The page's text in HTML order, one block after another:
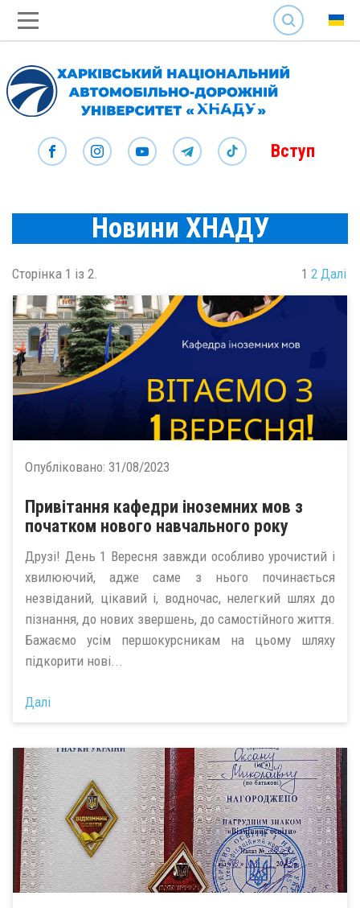
SEARCH
Вступ
Новини ХНАДУ
Сторінка 1 із 2. 1 2 Далі
Опубліковано: 31/08/2023
Привітання кафедри іноземних мов з
початком нового навчального року
Друзі! День 1 Вересня завжди особливо урочистий і
хвилюючий, адже саме з нього починається
незвіданий, цікавий і, водночас, нелегкий шлях до
пізнання, до нових звершень, до самостійного життя.
Бажаємо усім першокурсникам на цьому шляху
підкорити нові...
Далі